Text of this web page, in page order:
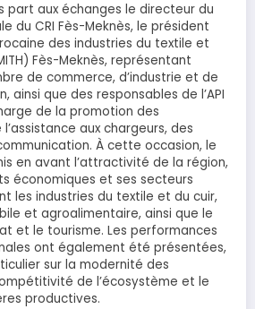
part aux échanges le directeur du
du CRI Fès-Meknès, le président
des industries du textile et
Fès-Meknès, représentant
de commerce, d’industrie et de
ainsi que des responsables de l’API
de la promotion des
aux chargeurs, des
À cette occasion, le
en avant l’attractivité de la région,
économiques et ses secteurs
les industries du textile et du cuir,
et agroalimentaire, ainsi que le
et le tourisme. Les performances
ont également été présentées,
sur la modernité des
de l’écosystème et le
productives.